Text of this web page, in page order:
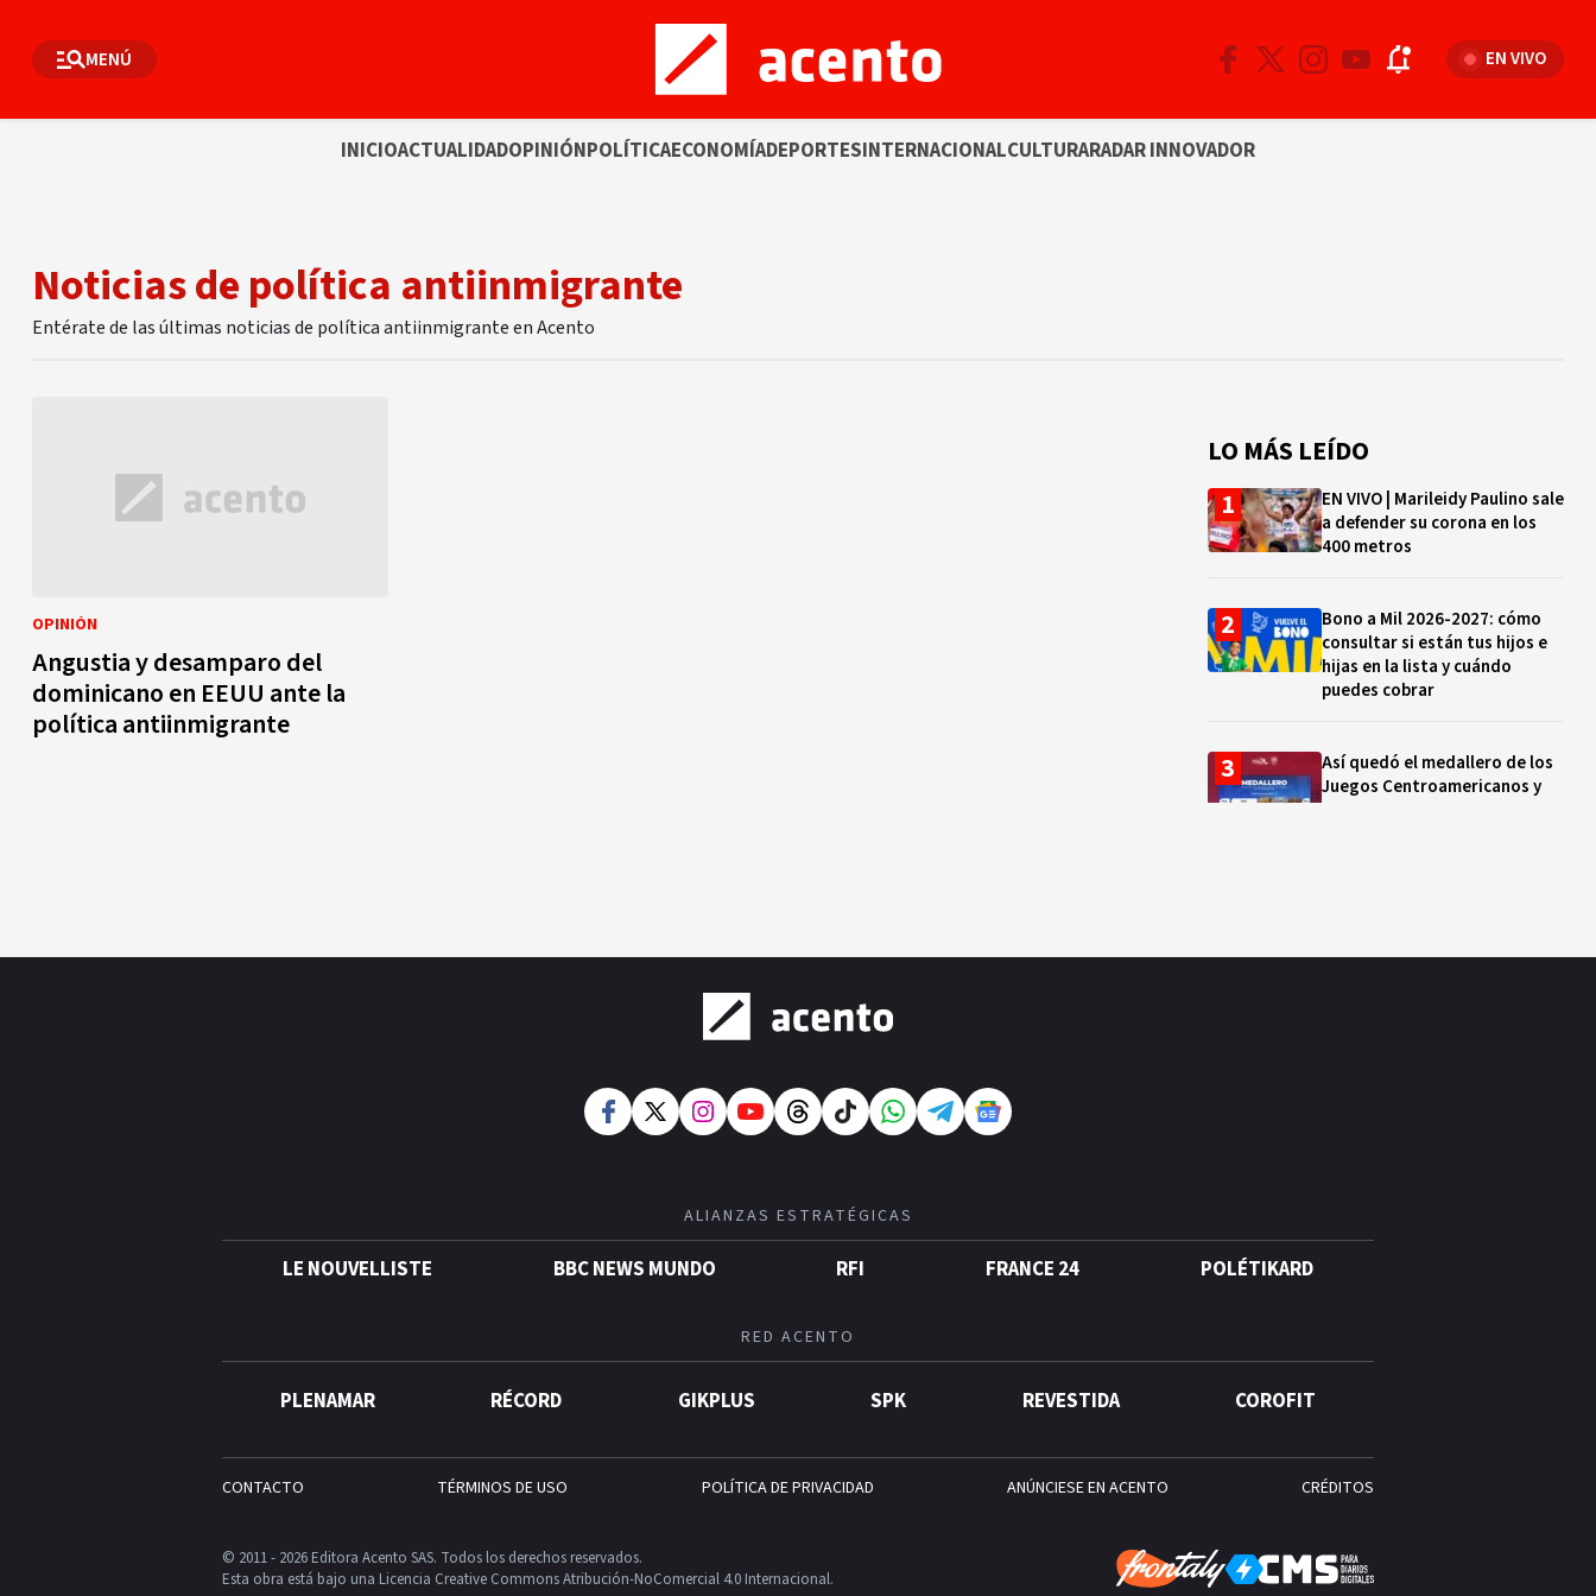
MENÚ EN VIVO
INICIOACTUALIDADOPINIÓNPOLÍTICAECONOMÍADEPORTESINTERNACIONALCULTURARADAR INNOVADOR
Noticias de política antiinmigrante
Entérate de las últimas noticias de política antiinmigrante en Acento
OPINIÓN
Angustia y desamparo del
dominicano en EEUU ante la
política antiinmigrante
LO MÁS LEÍDO
EN VIVO | Marileidy Paulino sale
a defender su corona en los
400 metros
Bono a Mil 2026-2027: cómo
consultar si están tus hijos e
hijas en la lista y cuándo
puedes cobrar
Así quedó el medallero de los
Juegos Centroamericanos y
celebra la Iglesia católica hoy
ALIANZAS ESTRATÉGICAS
LE NOUVELLISTE BBC NEWS MUNDO RFI FRANCE 24 POLÉTIKARD
RED ACENTO
PLENAMAR RÉCORD GIKPLUS SPK REVESTIDA COROFIT
CONTACTO TÉRMINOS DE USO POLÍTICA DE PRIVACIDAD ANÚNCIESE EN ACENTO CRÉDITOS
© 2011 - 2026 Editora Acento SAS. Todos los derechos reservados.
Esta obra está bajo una Licencia Creative Commons Atribución-NoComercial 4.0 Internacional.